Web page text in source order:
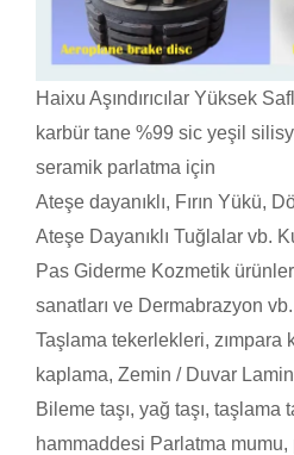
Haixu Aşındırıcılar Yüksek
karbür tane %99 sic yeşil
seramik parlatma için
Ateşe dayanıklı, Fırın Yükü,
Ateşe Dayanıklı Tuğlalar vb.
Pas Giderme Kozmetik
sanatları ve Dermabrazyon
Taşlama tekerlekleri, zımpara
kaplama, Zemin / Duvar
Bileme taşı, yağ taşı, taşlama
hammaddesi Parlatma mumu,